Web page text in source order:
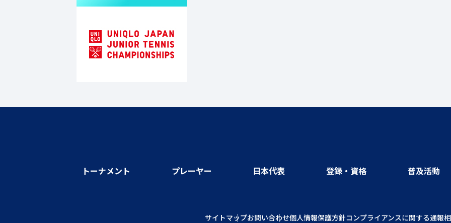
トーナメント プレーヤー 日本代表 登録・資格 普及活動
サイトマップお問い合わせ個人情報保護方針コンプライアンスに関する通報